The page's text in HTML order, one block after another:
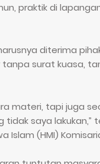
praktik di
diterima
tanpa surat kuasa,
materi, tapi juga
saya lakukan,”
Islam (HMI)